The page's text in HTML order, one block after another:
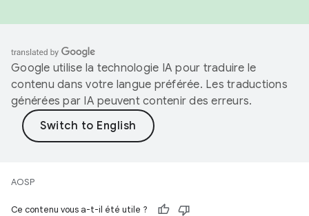
Google utilise la technologie IA pour traduire le
contenu dans votre langue préférée. Les traductions
générées par IA peuvent contenir des erreurs.
AOSP
Ce contenu vous a-t-il été utile ?